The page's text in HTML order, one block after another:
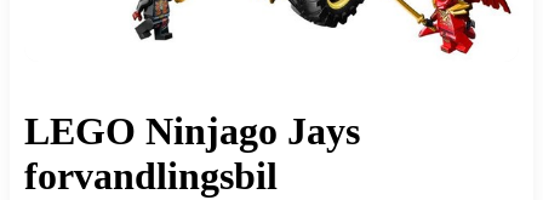
LEGO Ninjago Jays
forvandlingsbil